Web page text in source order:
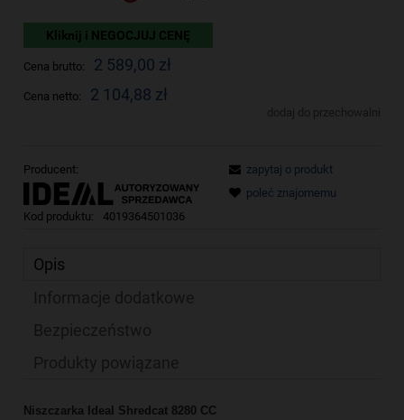
Kliknij i NEGOCJUJ CENĘ
Cena brutto: 2 589,00 zł
Cena netto: 2 104,88 zł
dodaj do przechowalni
Producent:
Kod produktu: 4019364501036
zapytaj o produkt
poleć znajomemu
Opis
Niszczarka Ideal Shredcat 8280 CC